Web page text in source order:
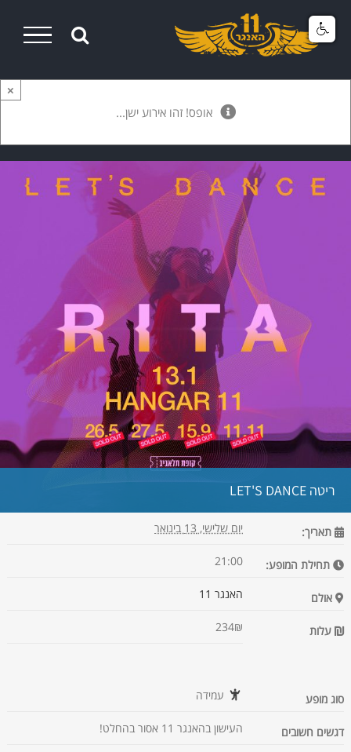
Skip
×
אופס! זהו אירוע ישן...
ריטה LET'S DANCE
תאריך: יום שלישי, 13 בינואר
תחילת המופע: 21:00
אולם האנגר 11
עלות 234₪
סוג מופע עמידה
דגשים חשובים העישון בהאנגר 11 אסור בהחלט!